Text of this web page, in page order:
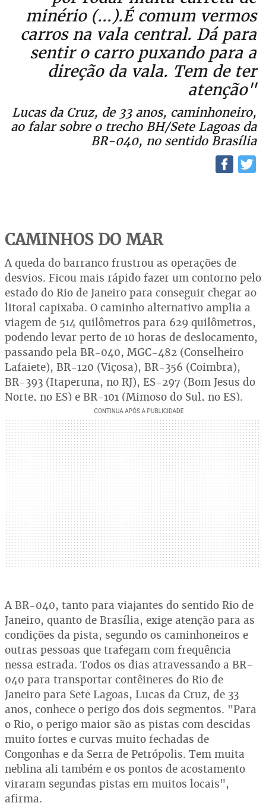
minério (...).É comum vermos
carros na vala central. Dá para
sentir o carro puxando para a
direção da vala. Tem de ter
atenção"
Lucas da Cruz, de 33 anos, caminhoneiro,
ao falar sobre o trecho BH/Sete Lagoas da
BR-040, no sentido Brasília
CAMINHOS DO MAR
A queda do barranco frustrou as operações de
desvios. Ficou mais rápido fazer um contorno pelo
estado do Rio de Janeiro para conseguir chegar ao
litoral capixaba. O caminho alternativo amplia a
viagem de 514 quilômetros para 629 quilômetros,
podendo levar perto de 10 horas de deslocamento,
passando pela BR-040, MGC-482 (Conselheiro
Lafaiete), BR-120 (Viçosa), BR-356 (Coimbra),
BR-393 (Itaperuna, no RJ), ES-297 (Bom Jesus do
Norte, no ES) e BR-101 (Mimoso do Sul, no ES).
A BR-040, tanto para viajantes do sentido Rio de
Janeiro, quanto de Brasília, exige atenção para as
condições da pista, segundo os caminhoneiros e
outras pessoas que trafegam com frequência
nessa estrada. Todos os dias atravessando a BR-
040 para transportar contêineres do Rio de
Janeiro para Sete Lagoas, Lucas da Cruz, de 33
anos, conhece o perigo dos dois segmentos. "Para
o Rio, o perigo maior são as pistas com descidas
muito fortes e curvas muito fechadas de
Congonhas e da Serra de Petrópolis. Tem muita
neblina ali também e os pontos de acostamento
viraram segundas pistas em muitos locais",
afirma.